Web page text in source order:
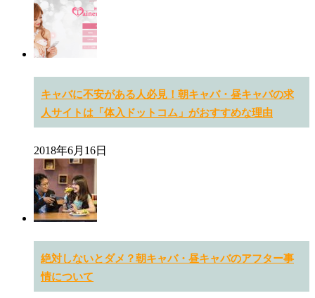
キャバに不安がある人必見！朝キャバ・昼キャバの求
人サイトは「体入ドットコム」がおすすめな理由
2018年6月16日
絶対しないとダメ？朝キャバ・昼キャバのアフター事
情について